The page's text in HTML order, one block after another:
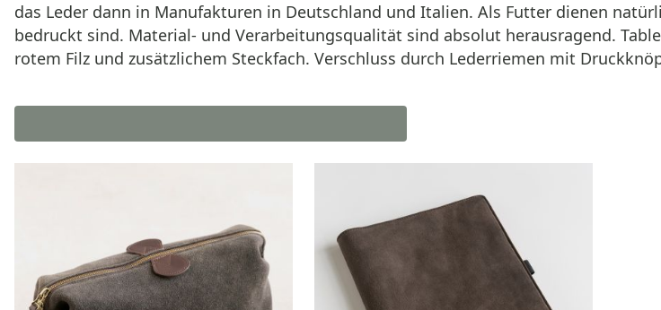
das Leder dann in Manufakturen in Deutschland und Italien. Als Futter dienen
bedruckt sind. Material- und Verarbeitungsqualität sind absolut herausragend.
rotem Filz und zusätzlichem Steckfach. Verschluss durch Lederriemen mit